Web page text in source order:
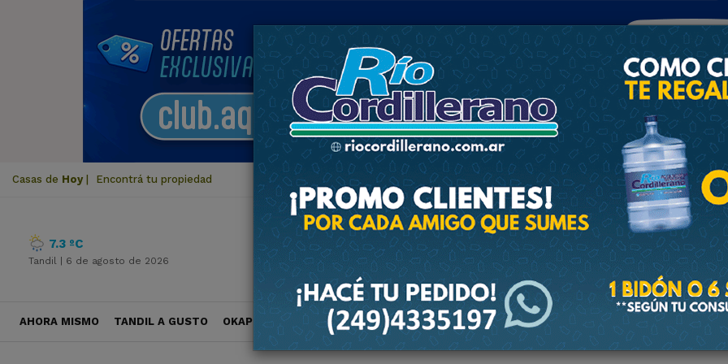
Casas de Hoy Encontrá tu propiedad
7.3 ºC
Tandil | 6 de agosto de 2026
AHORA MISMO TANDIL A GUSTO OKAPI VIAJES POLÍTICA POLICIALES DEPORTES SOCIEDAD NACIONALES